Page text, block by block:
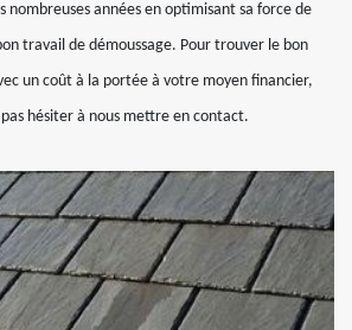
nombreuses années en optimisant sa force de
travail de démoussage. Pour trouver le bon
un coût à la portée à votre moyen financier,
hésiter à nous mettre en contact.